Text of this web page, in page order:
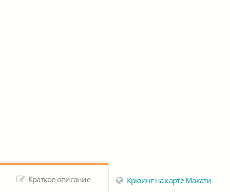
Краткое описание Крюинг на карте Макати